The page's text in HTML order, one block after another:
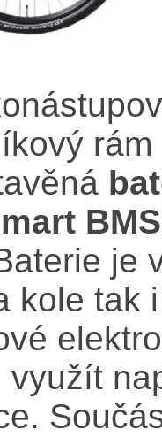
BMS
je
kole tak
využít